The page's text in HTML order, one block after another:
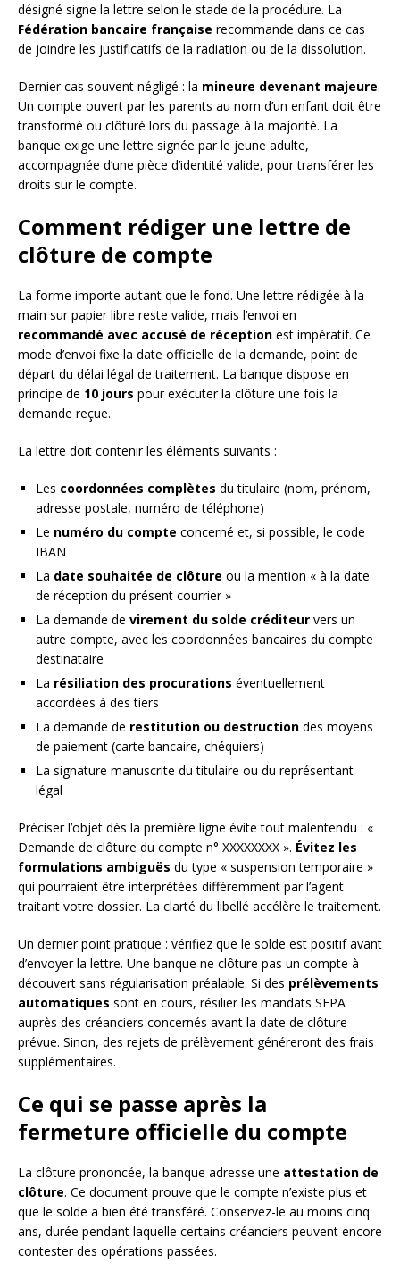
désigné signe la lettre selon le stade de la procédure. La
Fédération bancaire française recommande dans ce cas
de joindre les justificatifs de la radiation ou de la dissolution.
Dernier cas souvent négligé : la mineure devenant majeure.
Un compte ouvert par les parents au nom d’un enfant doit être
transformé ou clôturé lors du passage à la majorité. La
banque exige une lettre signée par le jeune adulte,
accompagnée d’une pièce d’identité valide, pour transférer les
droits sur le compte.
Comment rédiger une lettre de
clôture de compte
La forme importe autant que le fond. Une lettre rédigée à la
main sur papier libre reste valide, mais l’envoi en
recommandé avec accusé de réception est impératif. Ce
mode d’envoi fixe la date officielle de la demande, point de
départ du délai légal de traitement. La banque dispose en
principe de 10 jours pour exécuter la clôture une fois la
demande reçue.
La lettre doit contenir les éléments suivants :
Les coordonnées complètes du titulaire (nom, prénom,
adresse postale, numéro de téléphone)
Le numéro du compte concerné et, si possible, le code
IBAN
La date souhaitée de clôture ou la mention « à la date
de réception du présent courrier »
La demande de virement du solde créditeur vers un
autre compte, avec les coordonnées bancaires du compte
destinataire
La résiliation des procurations éventuellement
accordées à des tiers
La demande de restitution ou destruction des moyens
de paiement (carte bancaire, chéquiers)
La signature manuscrite du titulaire ou du représentant
légal
Préciser l’objet dès la première ligne évite tout malentendu : «
Demande de clôture du compte n° XXXXXXXX ». Évitez les
formulations ambiguës du type « suspension temporaire »
qui pourraient être interprétées différemment par l’agent
traitant votre dossier. La clarté du libellé accélère le traitement.
Un dernier point pratique : vérifiez que le solde est positif avant
d’envoyer la lettre. Une banque ne clôture pas un compte à
découvert sans régularisation préalable. Si des prélèvements
automatiques sont en cours, résilier les mandats SEPA
auprès des créanciers concernés avant la date de clôture
prévue. Sinon, des rejets de prélèvement généreront des frais
supplémentaires.
Ce qui se passe après la
fermeture officielle du compte
La clôture prononcée, la banque adresse une attestation de
clôture. Ce document prouve que le compte n’existe plus et
que le solde a bien été transféré. Conservez-le au moins cinq
ans, durée pendant laquelle certains créanciers peuvent encore
contester des opérations passées.